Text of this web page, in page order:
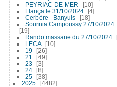
PEYRIAC-DE-MER
10
Llança le 31/10/2024
4
Cerbère - Banyuls
18
Sournia Campoussy 27/10/2024
19
Rando massane du 27/10/2024
LECA
10
19
26
21
49
23
3
24
8
25
38
2025
4482